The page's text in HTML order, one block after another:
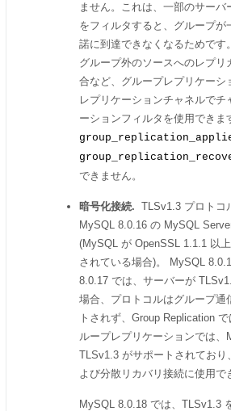
ません。これは、一部のサーバ
をフィルタすると、グループが
諾に到達できなくなるためです
グループ外のソースへのレプリ
合など、グループレプリケーシ
レプリケーションチャネルでチ
ーションフィルタを使用できま
できません。
暗号化接続. TLSv1.3 プロトコ
MySQL 8.0.16 の MySQL
(MySQL が OpenSSL 1.1.1 以
されている場合)。 MySQL
8.0.17 では、サーバーが
場合、プロトコルはグループ通
トされず、Group Replication
ループレプリケーションでは
TLSv1.3 がサポートされており
よび分散リカバリ接続に使用で
MySQL 8.0.18 では、TLSv1.3